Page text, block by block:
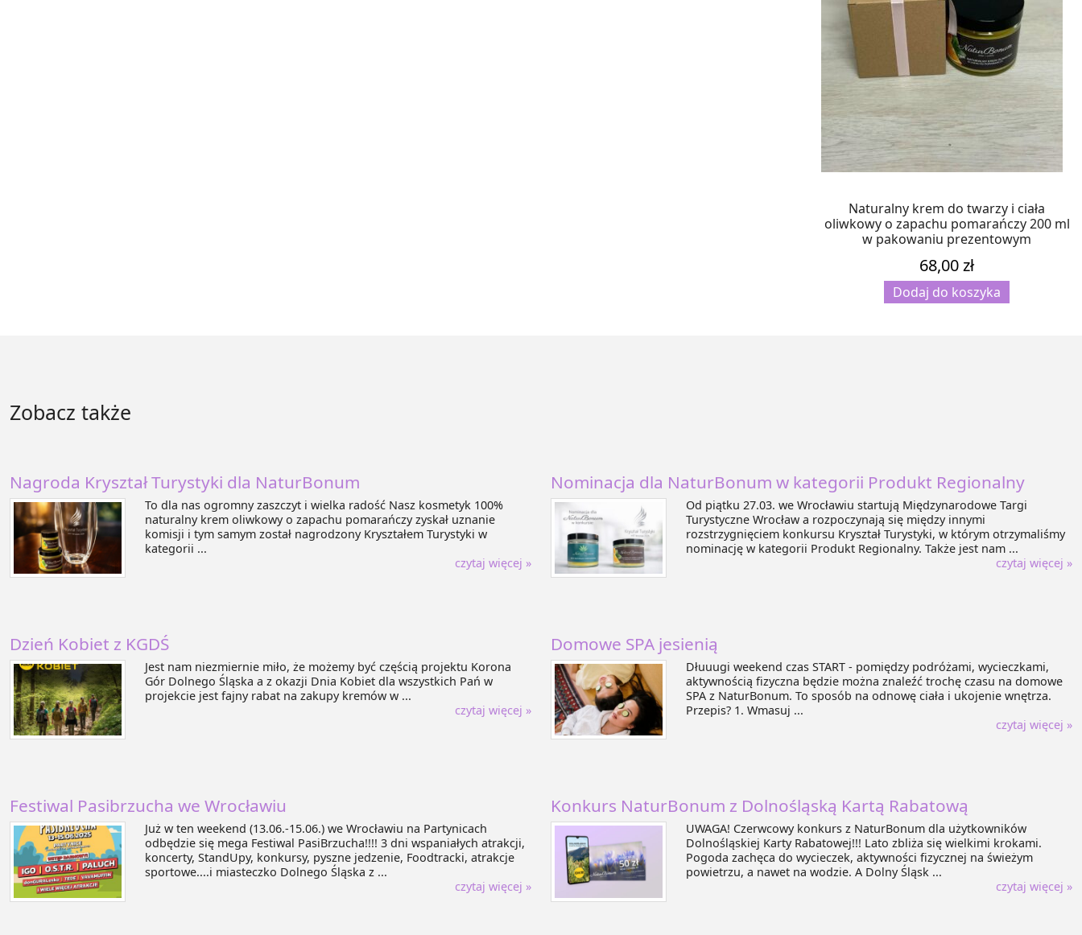
Naturalny krem do twarzy i ciała
oliwkowy o zapachu pomarańczy 200 ml
w pakowaniu prezentowym
68,00zł
Dodaj do koszyka
Zobacz także
Nagroda Kryształ Turystyki dla NaturBonum
To dla nas ogromny zaszczyt i wielka radość Nasz kosmetyk 100%
naturalny krem oliwkowy o zapachu pomarańczy zyskał uznanie
komisji i tym samym został nagrodzony Kryształem Turystyki w
kategorii ...
czytaj więcej »
Nominacja dla NaturBonum w kategorii Produkt Regionalny
Od piątku 27.03. we Wrocławiu startują Międzynarodowe Targi
Turystyczne Wrocław a rozpoczynają się między innymi
rozstrzygnięciem konkursu Kryształ Turystyki, w którym otrzymaliśmy
nominację w kategorii Produkt Regionalny. Także jest nam ...
czytaj więcej »
Dzień Kobiet z KGDŚ
Jest nam niezmiernie miło, że możemy być częścią projektu Korona
Gór Dolnego Śląska a z okazji Dnia Kobiet dla wszystkich Pań w
projekcie jest fajny rabat na zakupy kremów w ...
czytaj więcej »
Domowe SPA jesienią
Dłuuugi weekend czas START - pomiędzy podróżami, wycieczkami,
aktywnością fizyczna będzie można znaleźć trochę czasu na domowe
SPA z NaturBonum. To sposób na odnowę ciała i ukojenie wnętrza.
Przepis? 1. Wmasuj ...
czytaj więcej »
Festiwal Pasibrzucha we Wrocławiu
Już w ten weekend (13.06.-15.06.) we Wrocławiu na Partynicach
odbędzie się mega Festiwal PasiBrzucha!!!! 3 dni wspaniałych atrakcji,
koncerty, StandUpy, konkursy, pyszne jedzenie, Foodtracki, atrakcje
sportowe....i miasteczko Dolnego Śląska z ...
czytaj więcej »
Konkurs NaturBonum z Dolnośląską Kartą Rabatową
UWAGA! Czerwcowy konkurs z NaturBonum dla użytkowników
Dolnośląskiej Karty Rabatowej!!! Lato zbliża się wielkimi krokami.
Pogoda zachęca do wycieczek, aktywności fizycznej na świeżym
powietrzu, a nawet na wodzie. A Dolny Śląsk ...
czytaj więcej »